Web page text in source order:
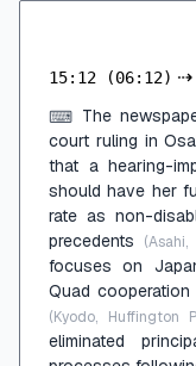
15:12 (06:12) ⇢
⌨ The
court ruling in
that a hearing-
should have her
rate as non-
precedents
(Asahi,
focuses on
Quad
(Kyodo, Huffington
eliminated